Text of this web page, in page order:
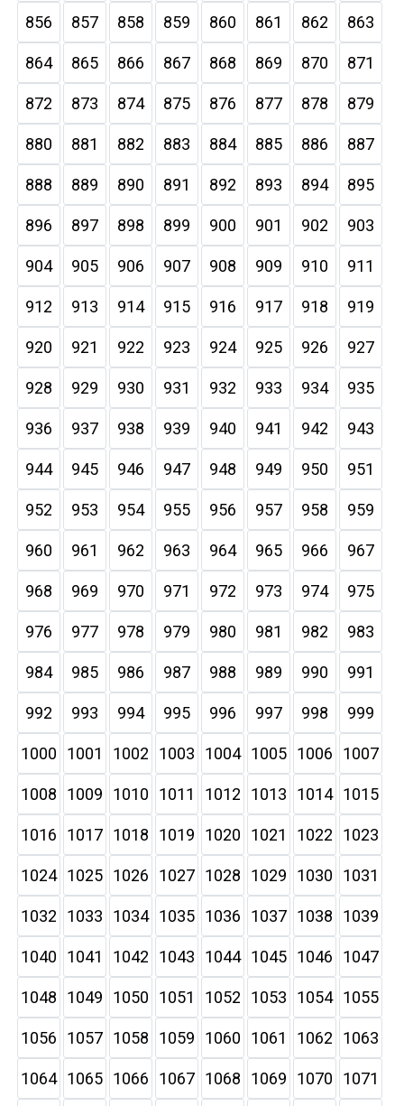
856 857 858 859 860 861 862 863
864 865 866 867 868 869 870 871
872 873 874 875 876 877 878 879
880 881 882 883 884 885 886 887
888 889 890 891 892 893 894 895
896 897 898 899 900 901 902 903
904 905 906 907 908 909 910 911
912 913 914 915 916 917 918 919
920 921 922 923 924 925 926 927
928 929 930 931 932 933 934 935
936 937 938 939 940 941 942 943
944 945 946 947 948 949 950 951
952 953 954 955 956 957 958 959
960 961 962 963 964 965 966 967
968 969 970 971 972 973 974 975
976 977 978 979 980 981 982 983
984 985 986 987 988 989 990 991
992 993 994 995 996 997 998 999
1000 1001 1002 1003 1004 1005 1006 1007
1008 1009 1010 1011 1012 1013 1014 1015
1016 1017 1018 1019 1020 1021 1022 1023
1024 1025 1026 1027 1028 1029 1030 1031
1032 1033 1034 1035 1036 1037 1038 1039
1040 1041 1042 1043 1044 1045 1046 1047
1048 1049 1050 1051 1052 1053 1054 1055
1056 1057 1058 1059 1060 1061 1062 1063
1064 1065 1066 1067 1068 1069 1070 1071